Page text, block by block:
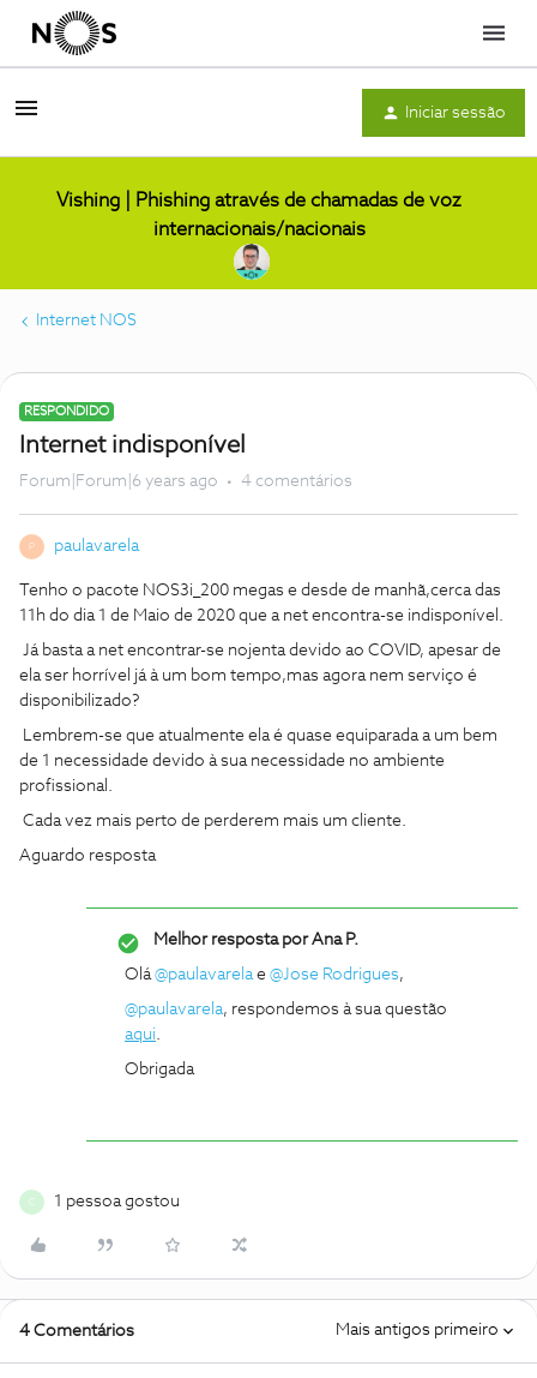
Menu
Iniciar sessão
Vishing | Phishing através de chamadas de voz
internacionais/nacionais
Internet NOS
RESPONDIDO
Internet indisponível
Forum|Forum|6 years ago 4 comentários
P paulavarela
Tenho o pacote NOS3i_200 megas e desde de manhã,cerca das
11h do dia 1 de Maio de 2020 que a net encontra-se indisponível.
Já basta a net encontrar-se nojenta devido ao COVID, apesar de
ela ser horrível já à um bom tempo,mas agora nem serviço é
disponibilizado?
Lembrem-se que atualmente ela é quase equiparada a um bem
de 1 necessidade devido à sua necessidade no ambiente
profissional.
Cada vez mais perto de perderem mais um cliente.
Aguardo resposta
Melhor resposta porAna P.
Olá@paulavarelae @Jose Rodrigues,
@paulavarela, respondemos à sua questão
aqui.
Obrigada
1 pessoa gostou
4 Comentários Mais antigos primeiro